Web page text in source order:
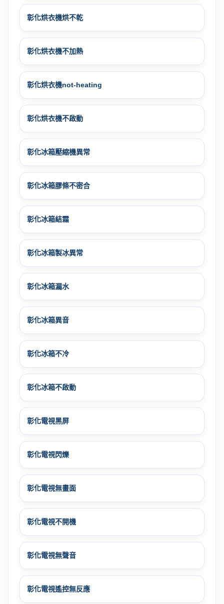
彰化烘衣機烘不乾
彰化烘衣機不加熱
彰化烘衣機not-heating
彰化烘衣機不啟動
彰化冰箱壓縮機異常
彰化冰箱膠條不密合
彰化冰箱結霜
彰化冰箱製冰異常
彰化冰箱漏水
彰化冰箱異音
彰化冰箱不冷
彰化冰箱不啟動
彰化電視黑屏
彰化電視閃爍
彰化電視無畫面
彰化電視不開機
彰化電視無聲音
彰化電視遙控無反應